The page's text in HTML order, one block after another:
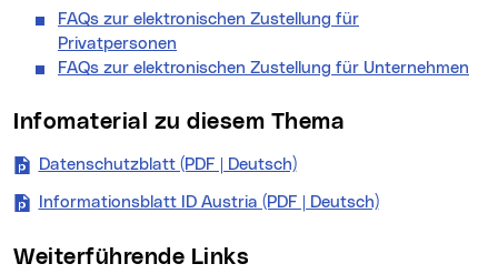
FAQs zur elektronischen Zustellung für
Privatpersonen
FAQs zur elektronischen Zustellung für Unternehmen
Infomaterial zu diesem Thema
Datenschutzblatt (PDF | Deutsch)(neues Fenster)
Informationsblatt ID Austria (PDF | Deutsch)(neues Fenster)
Weiterführende Links